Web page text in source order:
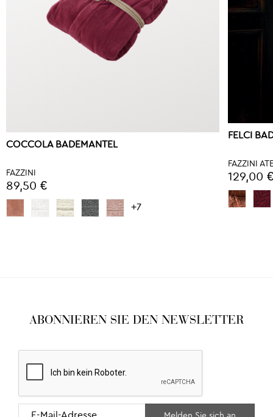
COCCOLA BADEMANTEL
FAZZINI
89,50 €
+7
FELCI
FAZZINI
129,00
ABONNIEREN SIE DEN NEWSLETTER